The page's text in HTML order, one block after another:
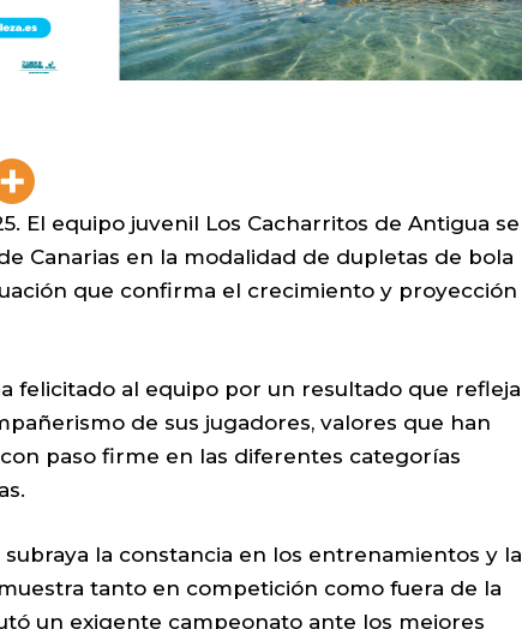
El equipo juvenil Los Cacharritos de Antigua se
Canarias en la modalidad de dupletas de bola
que confirma el crecimiento y proyección
felicitado al equipo por un resultado que refleja
de sus jugadores, valores que han
paso firme en las diferentes categorías
la constancia en los entrenamientos y la
tanto en competición como fuera de la
un exigente campeonato ante los mejores